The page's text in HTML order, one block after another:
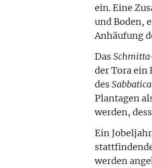
ein. Eine
und Boden,
Anhäufung
Das Schmitta
der Tora ein
des
Plantagen
werden,
Ein
werden